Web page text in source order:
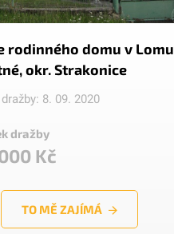
rodinného domu v Lomu
okr. Strakonice
8. 09. 2020
dražby
Kč
TO MĚ ZAJÍMÁ